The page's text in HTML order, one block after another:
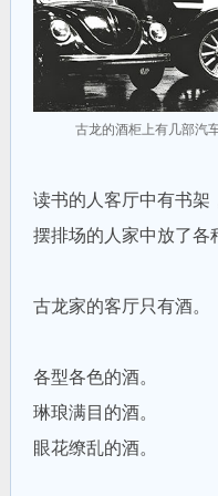
古龙的酒柜上有几部汽
读书的人客厅中有书架
摆排场的人家中放了各
古龙家的客厅只有酒。
各型各色的酒。
琳琅满目的酒。
眼花缭乱的酒。